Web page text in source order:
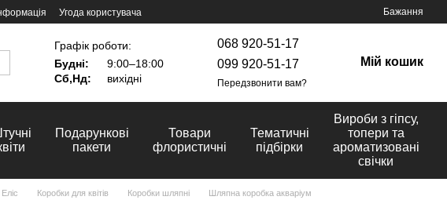
Угода користувача Бажання
Графік роботи:
Будні:
9:00–18:00
Сб,Нд:
вихідні
068 920-51-17
099 920-51-17
Передзвонити вам?
Мій кошик
Подарункові
пакети
Товари
флористичні
Тематичні
підбірки
Вироби з гіпсу,
топери та
ароматизовані
свічки
Коробки для квітів Коробки шляпні
Шляпна коробка акваріум